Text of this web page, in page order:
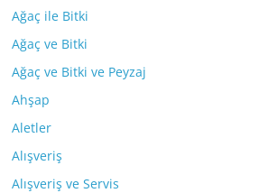
Ağaç ile Bitki
Ağaç ve Bitki
Ağaç ve Bitki ve Peyzaj
Ahşap
Aletler
Alışveriş
Alışveriş ve Servis